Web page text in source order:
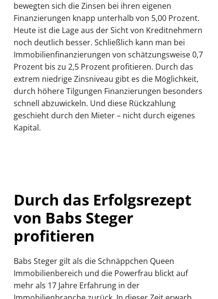
bewegten sich die Zinsen bei ihren eigenen
Finanzierungen knapp unterhalb von 5,00 Prozent.
Heute ist die Lage aus der Sicht von Kreditnehmern
noch deutlich besser. Schließlich kann man bei
Immobilienfinanzierungen von schätzungsweise 0,7
Prozent bis zu 2,5 Prozent profitieren. Durch das
extrem niedrige Zinsniveau gibt es die Möglichkeit,
durch höhere Tilgungen Finanzierungen besonders
schnell abzuwickeln. Und diese Rückzahlung
geschieht durch den Mieter – nicht durch eigenes
Kapital.
Durch das Erfolgsrezept
von Babs Steger
profitieren
Babs Steger gilt als die Schnäppchen Queen
Immobilienbereich und die Powerfrau blickt auf
mehr als 17 Jahre Erfahrung in der